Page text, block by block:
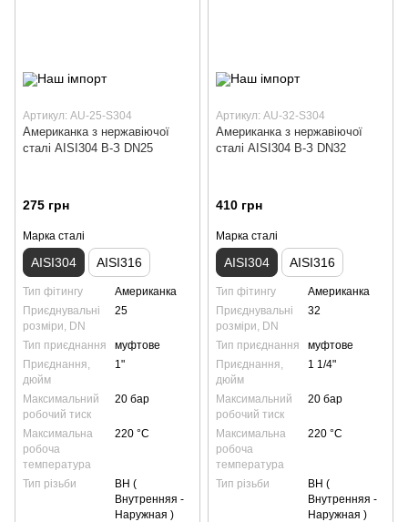
Артикул: AU-25-S304
Американка з нержавіючої
сталі AISI304 В-З DN25
275 грн
Марка сталі
AISI304 AISI316
Тип фітингу
Американка
Приєднувальні
розміри, DN
25
Тип приєднання
муфтове
Приєднання,
дюйм
1"
Максимальний
робочий тиск
20 бар
Максимальна
робоча
температура
220 °С
Тип різьби
ВН (
Внутренняя -
Наружная )
Артикул: AU-32-S304
Американка з нержавіючої
сталі AISI304 В-З DN32
410 грн
Марка сталі
AISI304 AISI316
Тип фітингу
Американка
Приєднувальні
розміри, DN
32
Тип приєднання
муфтове
Приєднання,
дюйм
1 1/4"
Максимальний
робочий тиск
20 бар
Максимальна
робоча
температура
220 °С
Тип різьби
ВН (
Внутренняя -
Наружная )